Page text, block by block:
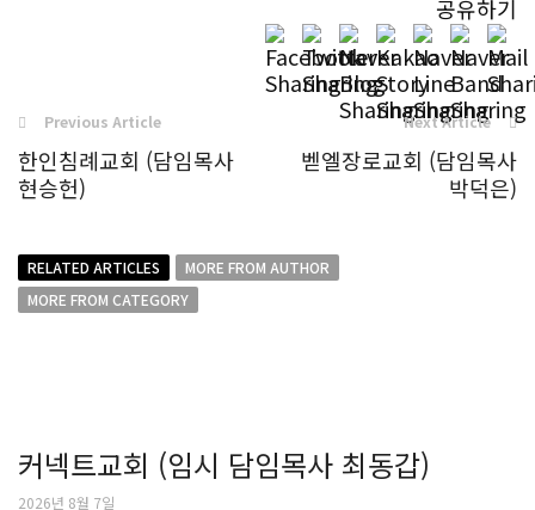
공유하기
Previous Article
한인침례교회 (담임목사
현승헌)
Next Article
벧엘장로교회 (담임목사
박덕은)
RELATED ARTICLES
MORE FROM AUTHOR
MORE FROM CATEGORY
커넥트교회 (임시 담임목사 최동갑)
2026년 8월 7일